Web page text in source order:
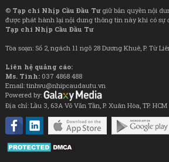
© Tạp chí Nhịp Cầu Đầu Tưgiữ bản quyền nội
được phát hành lại nội dung thông tin này khi có sự
Tạp chí Nhịp Cầu Đầu Tư
Tòa soạn: Số 2, ngách 11 ngõ 28 Dương Khuê, P. Từ
Liên hệ quảng cáo:
Ms. Tình: 037 4868 488
Email: tinhvu@nhipcaudautu.vn
Powered by:
Địa chỉ: Lầu 3, 63A Võ Văn Tần, P. Xuân Hòa, TP. HCM